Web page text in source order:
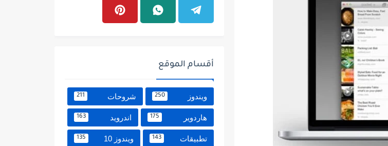
أقسام الموقع
ويندوز 250 شروحات 211
هاردوير 175 اندرويد 163
تطبيقات 143 ويندوز 10 135